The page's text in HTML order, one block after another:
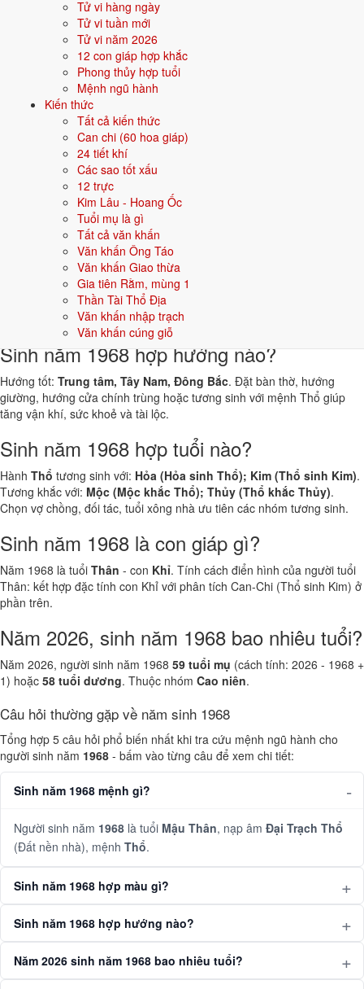
Tử vi hàng ngày
Tử vi tuần mới
Tử vi năm 2026
12 con giáp hợp khắc
Phong thủy hợp tuổi
Mệnh ngũ hành
Kiến thức
Tất cả kiến thức
Can chi (60 hoa giáp)
24 tiết khí
Các sao tốt xấu
12 trực
Kim Lâu - Hoang Ốc
Tuổi mụ là gì
Tất cả văn khấn
Văn khấn Ông Táo
Văn khấn Giao thừa
Gia tiên Rằm, mùng 1
Thần Tài Thổ Địa
Văn khấn nhập trạch
Văn khấn cúng giỗ
Khi đặt tên cho người sinh năm
bộ chữ Hán thuộc hành bản mệnh hoặc hành tương sinh; tránh bộ chữ
thuộc hành tương khắc. Dưới đây là gợi ý cho
👧 Nữ
Gợi ý tên đẹp cho Nam mệnh Thổ:
Đại Phong Hoàng Sơn
Sinh năm 1968 hợp gì - kỵ gì
Người sinh năm1968mệnhThổhợp các yếu tố thuộc bản mệnh và
tương sinh, kỵ các yếu tố tương khắc. Cụ thể trên 5 phương diện:
Sinh năm 1968 hợp màu gì?
Người mệnhThổsinh năm 1968 nên ưu tiên các màu thuộc bản mệnh
và màu tương sinh:Vàng đất, Nâu, Be
nhà, vật phẩm phong thuỷ.
Sinh năm 1968 hợp hướng nào?
Hướng tốt: Trung tâm, Tây Nam, Đông Bắc. Đặt bàn thờ, hướng
giường, hướng cửa chính trùng hoặc tương sinh với mệnh Thổ giúp
tăng vận khí, sức khoẻ và tài lộc.
Sinh năm 1968 hợp tuổi nào?
Hành Thổ tương sinh với: Hỏa (Hỏa sinh Thổ); Kim (Thổ sinh Kim).
Tương khắc với: Mộc (Mộc khắc Thổ); Thủy (Thổ khắc Thủy).
Chọn vợ chồng, đối tác, tuổi xông nhà ưu tiên các nhóm tương sinh.
Sinh năm 1968 là con giáp gì?
Năm 1968 là tuổi Thân - con Khỉ. Tính cách điển hình của người tuổi
Thân: kết hợp đặc tính con Khỉ với phân tích Can-Chi (Thổ sinh Kim) ở
phần trên.
Năm 2026, sinh năm 1968 bao nhiêu tuổi?
Năm 2026, người sinh năm 1968 59 tuổi mụ (cách tính: 2026 - 1968 +
1) hoặc 58 tuổi dương. Thuộc nhóm Cao niên.
Câu hỏi thường gặp về năm sinh 1968
Tổng hợp 5 câu hỏi phổ biến nhất khi tra cứu mệnh ngũ hành cho
người sinh năm 1968 - bấm vào từng câu để xem chi tiết:
Sinh năm 1968 mệnh gì?
Người sinh năm 1968 là tuổi Mậu Thân, nạp âm Đại Trạch Thổ
(Đất nền nhà), mệnh Thổ.
Sinh năm 1968 hợp màu gì?
Sinh năm 1968 hợp hướng nào?
Năm 2026 sinh năm 1968 bao nhiêu tuổi?